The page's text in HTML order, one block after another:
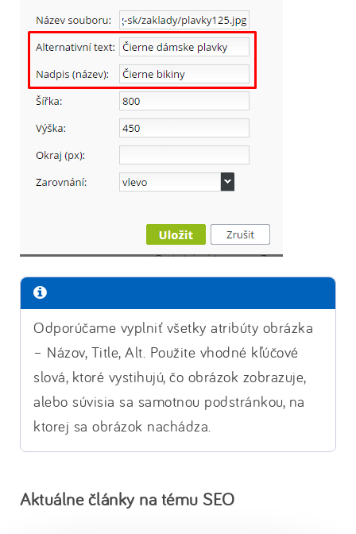
Odporúčame vyplniť všetky atribúty obrázka
– Názov, Title, Alt. Použite vhodné kľúčové
slová, ktoré vystihujú, čo obrázok zobrazuje,
alebo súvisia sa samotnou podstránkou, na
ktorej sa obrázok nachádza.
Aktuálne články na tému SEO